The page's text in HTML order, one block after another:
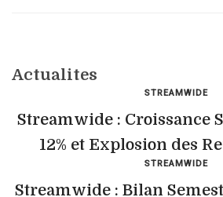
Actualites
STREAMWIDE
Streamwide : Croissance
12% et Explosion des
STREAMWIDE
Streamwide : Bilan